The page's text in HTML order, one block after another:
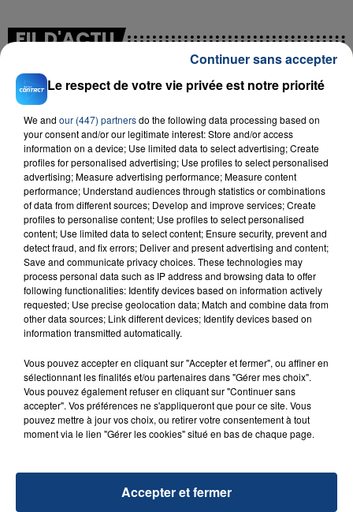
FIL D'ACTU
23 juillet 2026
INCENDIE MORTEL À LENS : UNE FEMME ET
SON BÉBÉ ENTRE LA VIE ET LA...
Un homme s'est immolé par le feu après avoir
aspergé sa compagne et leur bébé de trois mois
d'un liquide inflammable.
20 juillet 2026
UNE ADOLESCENTE DEVANT SE FAIRE
OPÉRER DE LA CHEVILLE RESSORT DE LA...
La famille a porté plainte contre la clinique qui a
TITRES DIFFUSÉS
Le respect de votre vie privée est notre priorité
We and our (447) partnersdo the following data processing based on
your consent and/or our legitimate interest: Store and/or access
information on a device; Use limited data to select advertising; Create
profiles for personalised advertising; Use profiles to select personalised
advertising; Measure advertising performance; Measure content
performance; Understand audiences through statistics or combinations
of data from different sources; Develop and improve services; Create
profiles to personalise content; Use profiles to select personalised
content; Use limited data to select content; Ensure security, prevent and
detect fraud, and fix errors; Deliver and present advertising and content;
Save and communicate privacy choices. These technologies may
process personal data such as IP address and browsing data to offer
following functionalities: Identify devices based on information actively
requested; Use precise geolocation data; Match and combine data from
other data sources; Link different devices; Identify devices based on
information transmitted automatically.
Vous pouvez accepter en cliquant sur "Accepter et fermer", ou affiner en
sélectionnant les finalités et/ou partenaires dans "Gérer mes choix".
Vous pouvez également refuser en cliquant sur "Continuer sans
accepter". Vos préférences ne s'appliqueront que pour ce site. Vous
pouvez mettre à jour vos choix, ou retirer votre consentement à tout
moment via le lien "Gérer les cookies" situé en bas de chaque page.
Accepter et fermer
Continuer sans accepter